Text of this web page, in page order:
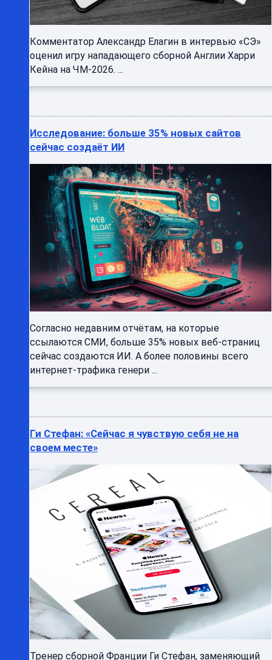
Комментатор Александр Елагин в интервью «СЭ»
оценил игру нападающего сборной Англии Харри
Кейна на ЧМ-2026. ...
Исследование: больше 35% новых сайтов
сейчас создаёт ИИ
Согласно недавним отчётам, на которые
ссылаются СМИ, больше 35% новых веб-страниц
сейчас создаются ИИ. А более половины всего
интернет-трафика генери ...
Ги Стефан: «Сейчас я чувствую себя не на
своем месте»
Тренер сборной Франции Ги Стефан, заменяющий